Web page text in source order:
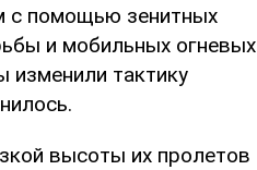
с помощью зенитных
и мобильных огневых
изменили тактику
высоты их пролетов